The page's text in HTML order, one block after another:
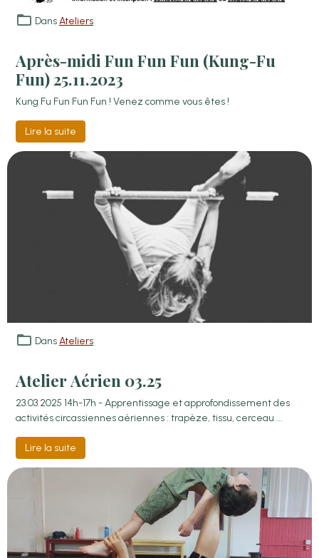
DansAteliers
Après-midi Fun Fun Fun (Kung-Fu
Fun) 25.11.2023
Kung Fu Fun Fun Fun ! Venez comme vous êtes !
Lire la suite
DansAteliers
Atelier Aérien 03.25
23.03.2025 14h-17h - Apprentissage et approfondissement des
activités circassiennes aériennes : trapèze, tissu, cerceau ...
Lire la suite